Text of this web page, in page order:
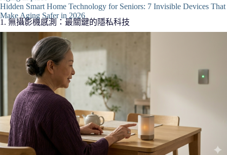
Hidden Smart Home Technology for Seniors: 7 Invisible Devices That
Make Aging Safer in 2026
1. 無攝影機感測：最關鍵的隱私科技